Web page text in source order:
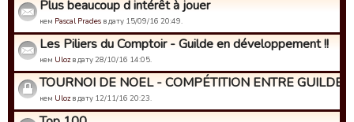
Plus beaucoup d intérêt à jouer
кем Pascal Prades в дату 15/09/16 20:49.
Les Piliers du Comptoir - Guilde en développement !!
кем Ulozв дату 28/10/16 14:05.
TOURNOI DE NOEL - COMPÉTITION ENTRE GUILDES
кем Ulozв дату 12/11/16 20:23.